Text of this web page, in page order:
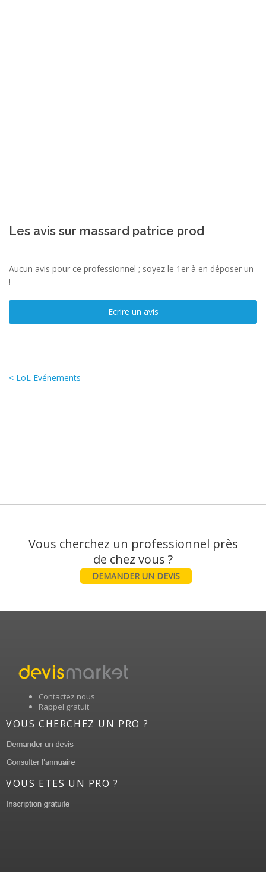
Les avis sur massard patrice prod
Aucun avis pour ce professionnel ; soyez le 1er à en déposer un
!
Ecrire un avis
< LoL Evénements
Vous cherchez un professionnel près
DEMANDER UN DEVIS
Contactez nous
Rappel gratuit
VOUS CHERCHEZ UN PRO ?
VOUS ETES UN PRO ?